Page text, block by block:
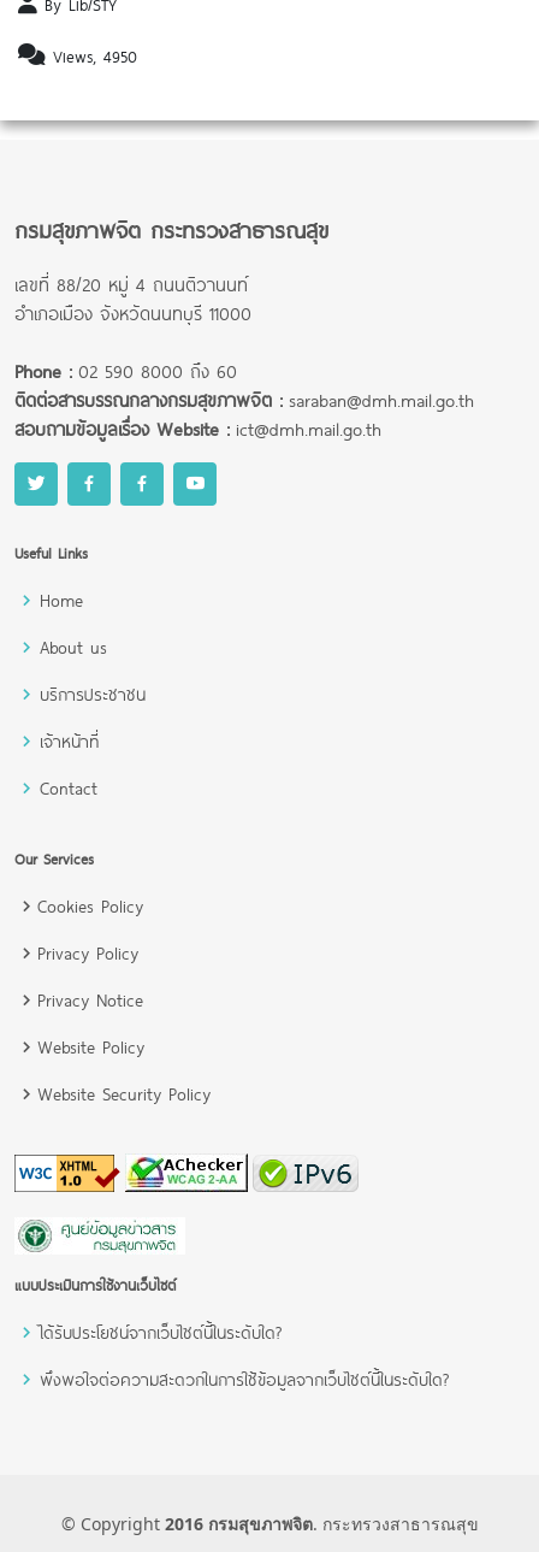
Views, 4950
กรมสุขภาพจิต กระทรวงสาธารณสุข
เลขที่ 88/20 หมู่ 4 ถนนติวานนท์
อำเภอเมือง จังหวัดนนทบุรี 11000
Phone :02 590 8000 ถึง 60
ติดต่อสารบรรณกลางกรมสุขภาพจิต :saraban@dmh.mail.go.th
สอบถามข้อมูลเรื่อง Website :ict@dmh.mail.go.th
Useful Links
Home
About us
บริการประชาชน
เจ้าหน้าที่
Contact
Our Services
Cookies Policy
Privacy Policy
Privacy Notice
Website Policy
Website Security Policy
แบบประเมินการใช้งานเว็บไซต์
ได้รับประโยชน์จากเว็บไซต์นี้ในระดับใด?
พึงพอใจต่อความสะดวกในการใช้ข้อมูลจากเว็บไซต์นี้ในระดับใด?
© Copyright 2016 กรมสุขภาพจิต. กระทรวงสาธารณสุข